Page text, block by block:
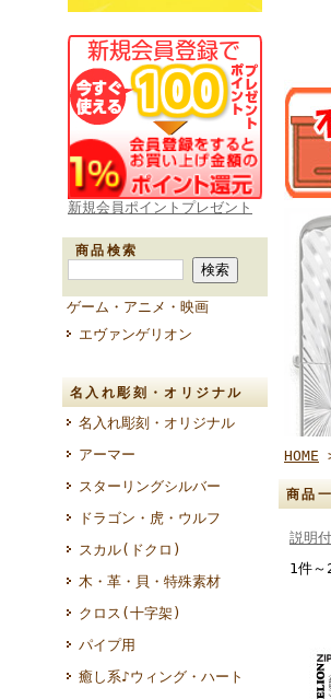
新規会員ポイントプレゼント
商品検索
ゲーム・アニメ・映画
エヴァンゲリオン
名入れ彫刻・オリジナル
名入れ彫刻・オリジナル
アーマー
スターリングシルバー
ドラゴン・虎・ウルフ
スカル(ドクロ)
木・革・貝・特殊素材
クロス(十字架)
パイプ用
癒し系♪ウィング・ハート
HOME
商品
説明
1件～